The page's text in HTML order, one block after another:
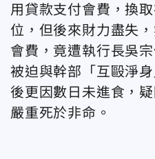
用貸款支付會費，換
位，但後來財力盡失
會費，竟遭執行長吳
被迫與幹部「互毆淨
後更因數日未進食，
嚴重死於非命。